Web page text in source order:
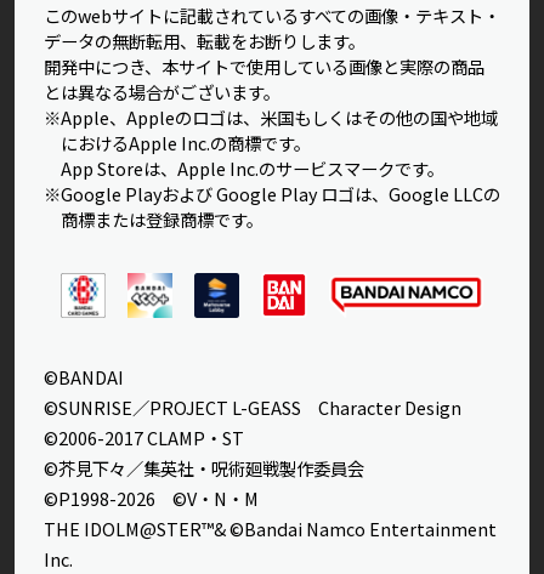
このwebサイトに記載されているすべての画像・テキスト・
データの無断転用、転載をお断りします。
開発中につき、本サイトで使用している画像と実際の商品
とは異なる場合がございます。
※Apple、Appleのロゴは、米国もしくはその他の国や地域
におけるApple Inc.の商標です。
App Storeは、Apple Inc.のサービスマークです。
※Google Playおよび Google Play ロゴは、Google LLCの
商標または登録商標です。
©BANDAI
©SUNRISE／PROJECT L-GEASS Character Design
©2006-2017 CLAMP・ST
©芥見下々／集英社・呪術廻戦製作委員会
©P1998-2026 ©V・N・M
THE IDOLM@STER™& ©Bandai Namco Entertainment
Inc.